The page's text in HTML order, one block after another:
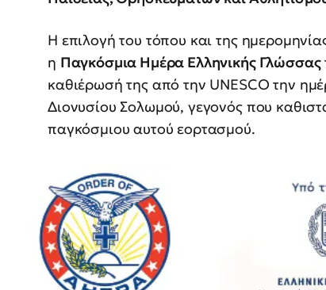
Η επιλογή του τόπου και της
η Παγκόσμια Ημέρα Ελληνικής Γλώσσας
καθιέρωσή της από την UNESCO την
Διονυσίου Σολωμού, γεγονός που
παγκόσμιου αυτού εορτασμού.